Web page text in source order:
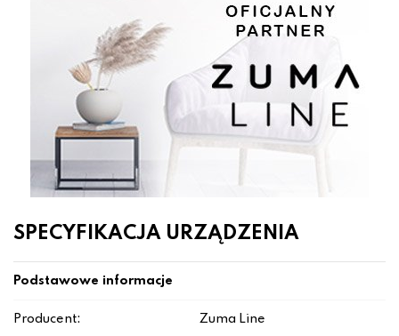
SPECYFIKACJA URZĄDZENIA
Podstawowe informacje
Producent: Zuma Line